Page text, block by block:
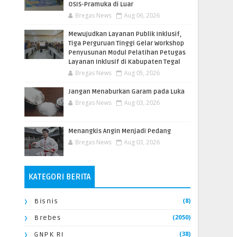
OSIS-Pramuka di Luar
Bregas News Aug 06, 2026
​Mewujudkan Layanan Publik Inklusif,
Tiga Perguruan Tinggi Gelar Workshop
Penyusunan Modul Pelatihan Petugas
Layanan Inklusif di Kabupaten Tegal
Bregas News Aug 05, 2026
Jangan Menaburkan Garam pada Luka
Bregas News Aug 03, 2026
Menangkis Angin Menjadi Pedang
Bregas News Aug 03, 2026
KATEGORI BERITA
Bisnis (8)
Brebes (2050)
GNPK RI (38)